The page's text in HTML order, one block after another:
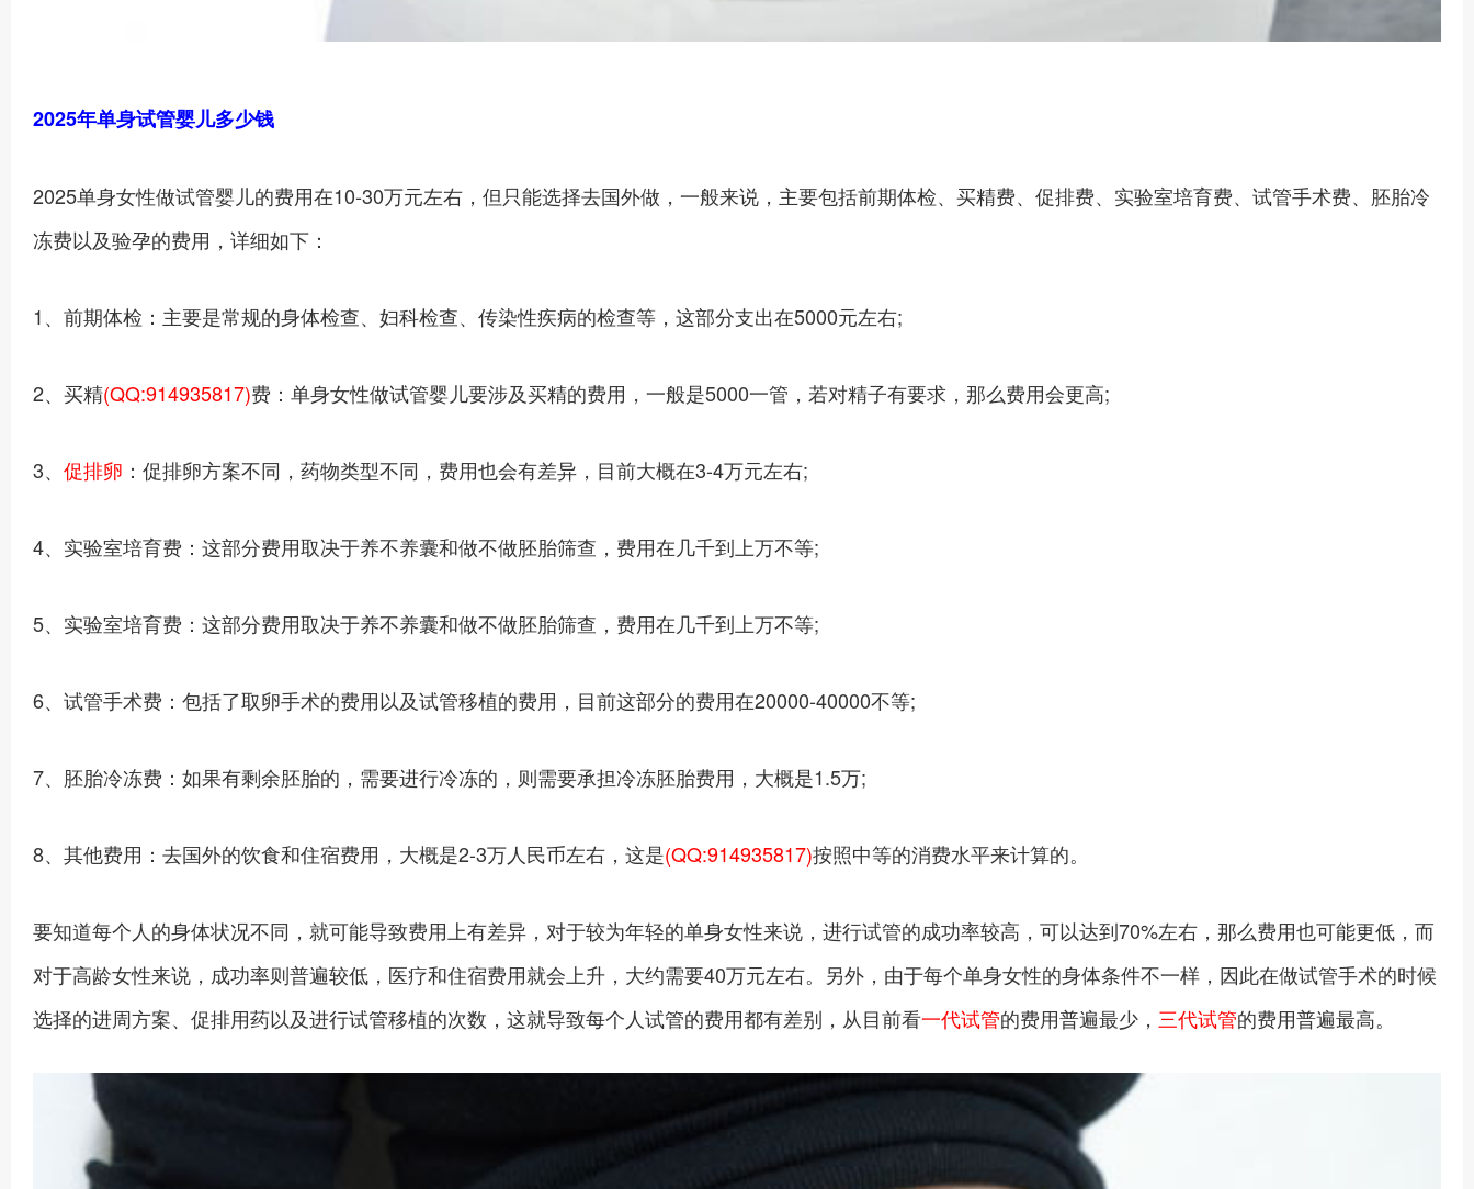
2025年单身试管婴儿多少钱
2025单身女性做试管婴儿的费用在10-30万元左右，但只能选择去国外做，一般来说，主要包括前期体检、买精费、促排费、实验室培育费、试管手术费、胚胎冷
冻费以及验孕的费用，详细如下：
1、前期体检：主要是常规的身体检查、妇科检查、传染性疾病的检查等，这部分支出在5000元左右;
2、买精(QQ:914935817)费：单身女性做试管婴儿要涉及买精的费用，一般是5000一管，若对精子有要求，那么费用会更高;
3、 促排卵 ：促排卵方案不同，药物类型不同，费用也会有差异，目前大概在3-4万元左右;
4、实验室培育费：这部分费用取决于养不养囊和做不做胚胎筛查，费用在几千到上万不等;
5、实验室培育费：这部分费用取决于养不养囊和做不做胚胎筛查，费用在几千到上万不等;
6、试管手术费：包括了取卵手术的费用以及试管移植的费用，目前这部分的费用在20000-40000不等;
7、胚胎冷冻费：如果有剩余胚胎的，需要进行冷冻的，则需要承担冷冻胚胎费用，大概是1.5万;
8、其他费用：去国外的饮食和住宿费用，大概是2-3万人民币左右，这是(QQ:914935817)按照中等的消费水平来计算的。
要知道每个人的身体状况不同，就可能导致费用上有差异，对于较为年轻的单身女性来说，进行试管的成功率较高，可以达到70%左右，那么费用也可能更低，而
对于高龄女性来说，成功率则普遍较低，医疗和住宿费用就会上升，大约需要40万元左右。另外，由于每个单身女性的身体条件不一样，因此在做试管手术的时候
选择的进周方案、促排用药以及进行试管移植的次数，这就导致每个人试管的费用都有差别，从目前看一代试管的费用普遍最少， 三代试管的费用普遍最高。